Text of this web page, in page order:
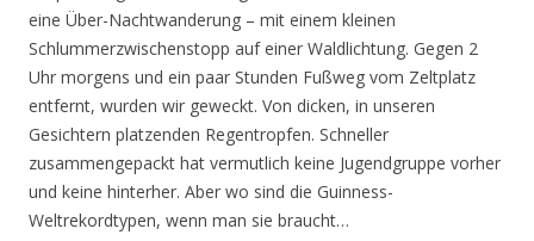
eine Über-Nachtwanderung – mit einem kleinen
Schlummerzwischenstopp auf einer Waldlichtung. Gegen 2
Uhr morgens und ein paar Stunden Fußweg vom Zeltplatz
entfernt, wurden wir geweckt. Von dicken, in unseren
Gesichtern platzenden Regentropfen. Schneller
zusammengepackt hat vermutlich keine Jugendgruppe vorher
und keine hinterher. Aber wo sind die Guinness-
Weltrekordtypen, wenn man sie braucht…